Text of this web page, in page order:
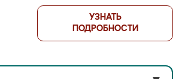
УЗНАТЬ
ПОДРОБНОСТИ